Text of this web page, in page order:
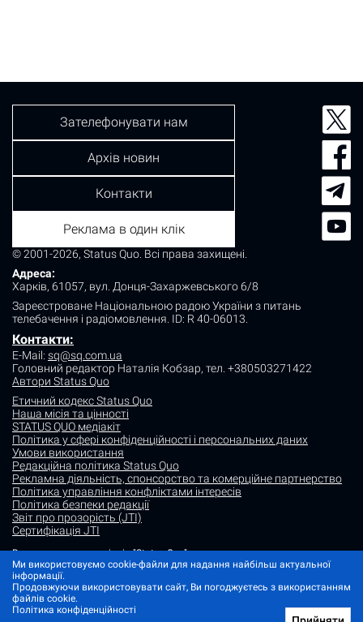
© 2001-2026, Status Quo. Всі права захищені.
Адреса:
Харків, 61057, вул. Донця-Захаржевського 6/8
Зареєстроване Національною радою України з питань
телебачення і радіомовлення. ID: R 40-06013.
Контакти:
E-Mail: sq@sq.com.ua
Головний редактор Наталія Кобзар, тел. +380503271422
Автори Status Quo
Етичний кодекс Status Quo
Наша місія та цінності
STATUS QUO медіакіт
Політика у сфері конфіденційності і персональних даних
Умови використання
Редакційна політика Status Quo
Рекламна діяльність, спонсорство та комерційне партнерство
Політика управління конфліктами інтересів
Політика безпеки редакції
Звіт про прозорість (JTI)
Сертифікація JTI
Зателефонувати нам
Архів новин
Контакти
Реклама в один клік
Використання матеріалів "Status Quo" дозволяється за умови
посилання (для інтернет-видань - гіперпосилання) на "Status quo".
Матеріали в рубриках "Новини партнерів" і "Прес-релізи" розміщуються
на правах реклами або в рамках некомерційного партнерства.
Зображення, що містять мітку "Status Quo" або не містять інформації
про джерело фото, є ілюстративними або згенерованими ШІ
Ми використовуємо cookie-файли для надання найбільш актуальної
інформації.
Продовжуючи використовувати сайт, Ви погоджуєтесь з використанням
файлів cookie.
Політика конфіденційності